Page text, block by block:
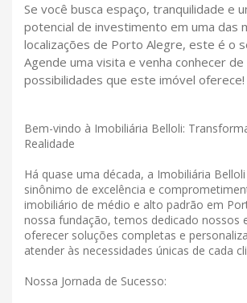
Se você busca espaço, tranquilidade e
potencial de investimento em uma das
localizações de Porto Alegre, este é o
Agende uma visita e venha conhecer
possibilidades que este imóvel oferece!
Bem-vindo à Imobiliária Belloli:
Realidade
Há quase uma década, a Imobiliária
sinônimo de excelência e
imobiliário de médio e alto padrão em
nossa fundação, temos dedicado nossos
oferecer soluções completas e
atender às necessidades únicas de cada
Nossa Jornada de Sucesso: